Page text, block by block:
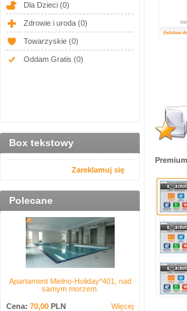
Dla Dzieci (0)
Zdrowie i uroda (0)
Towarzyskie (0)
Oddam Gratis (0)
Box tekstowy
Zareklamuj się
Polecane
Apartament Mielno-Holiday*401, nad
samym morzem.
Cena: 70,00 PLN Więcej